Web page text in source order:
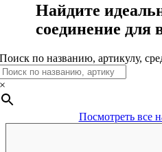
Найдите
соединение для
Поиск по названию, артикулу,
×
Посмотреть все